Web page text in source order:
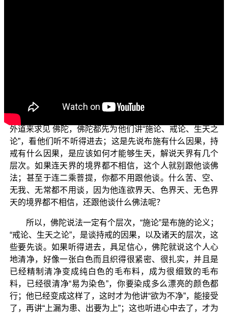
外道来求见 佛陀，佛陀都先为他们讲“施论、戒论、生天之
论”，看他们听不听得进去；这是先说布施有什么因果，持
戒有什么因果，是应该如何才能够生天，解说天界有几个
层次。如果连天界的境界都不相信，这个人就别跟他谈佛
法；甚至于连二乘菩提，你都不用跟他谈。什么苦、空、
无我、无常都不用谈，因为他连欲界天、色界天、无色界
天的境界都不相信，还跟他谈什么佛法呢？
所以，佛陀说法一定有个层次，“施论”是布施的论义；
“戒论、生天之论”，是谈持戒的因果，以及诸天的层次，这
些要先谈。如果听得进去，具足信心，佛陀就说这个人心
地清净，好像一张白色而且织得很紧密、很扎实，并且是
已经精制清净变成纯白色的毛布料，成为很细致的毛布
料，已经很清净“易为染色”，你要染成多么漂亮的颜色都
行；他已经变成这样了，这时才为他讲“欲为不净”，能接受
了，再讲“上漏为患、出要为上”；这也听进心中去了，才为